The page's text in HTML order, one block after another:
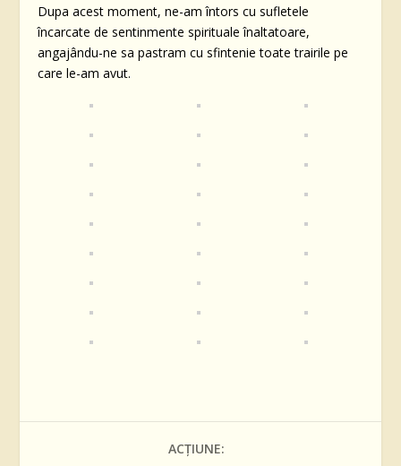
Dupa acest moment, ne-am întors cu sufletele
încarcate de sentinmente spirituale înaltatoare,
angajându-ne sa pastram cu sfintenie toate trairile pe
care le-am avut.
ACȚIUNE: